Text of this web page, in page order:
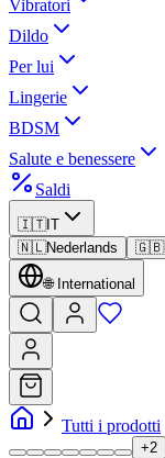
Vibratori
Dildo
Per lui
Lingerie
BDSM
Salute e benessere
Saldi
🇮🇹IT
🇳🇱Nederlands 🇬🇧
🌐 International
Tutti i prodotti
+2